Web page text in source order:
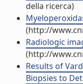
della ricerca)
(http://
Radiologic
(http://
Results of
Biopsies to